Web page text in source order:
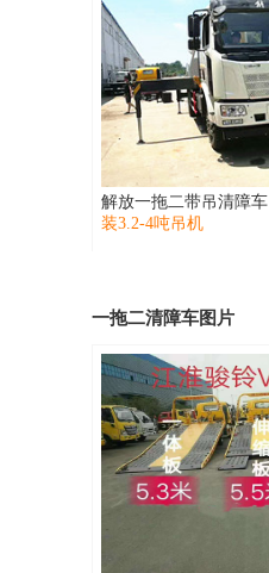
解放一拖二带吊清障车
装3.2-4吨吊机
一拖二清障车图片